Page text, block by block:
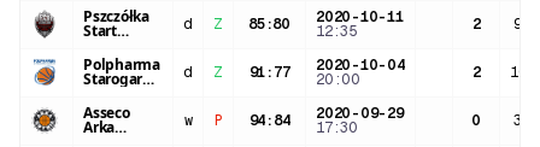
Ostrów
Wlkp.
Pszczółka
Start d Z 85:80
2020-10-11
12:35
2
Polpharma
Starogard
Gdański
d Z 91 : 77
2020-10-04
20:00
2
Asseco
Arka w P 94 : 84
2020-09-29
17:30
0